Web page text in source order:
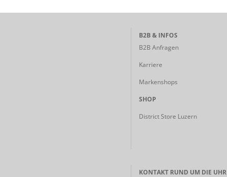
B2B & INFOS
B2B Anfragen
Karriere
Markenshops
SHOP
District Store Luzern
KONTAKT RUND UM DIE UHR